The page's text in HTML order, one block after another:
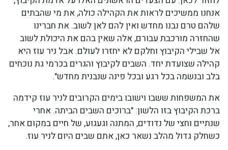
אנחנו ממשיכים לראות את הקהילה כולה, את מי שהבתים
שלהם טרם נבנו מחדש ואין להם לאן לשוב. את חברינו
שהחזרה מורכבת עבורם, אלה שאין בהם את היכולת לשוב
אל שבילי הקיבוץ וחלקם לא יחזרו לעולם. אבל ניר עוז היא
קהילה שצועדת יחד. השבים לקיבוץ והגרים בכרמי גת נוכחים
בלב ובנשמה בכל רגע ובכל פינה שנבנית מחדש".
את המשפחות ששבו וישובו בימים הקרובים לניר עוז קידמה
ברכת הקיבוץ בזו הלשון: "ברוכים השבים הביתה. אחרי
שנתיים וחצי של נדודים, המתנה וגעגוע, של חיים במקום אחר,
כשחלק גדול מהלב נשאר כאן, אתם שבים היום לניר עוז.